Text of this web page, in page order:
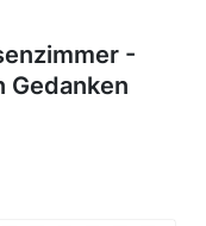
-
Gedanken